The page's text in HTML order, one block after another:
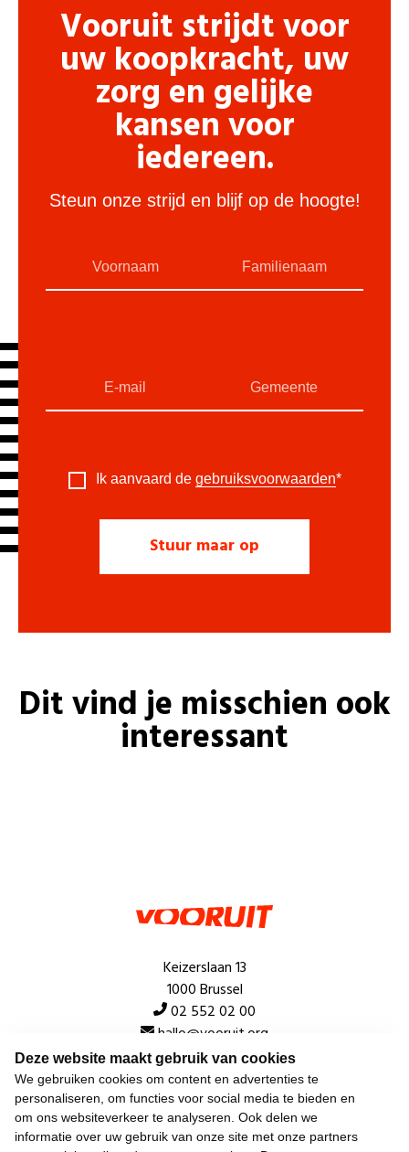
Deze website maakt gebruik van cookies
We gebruiken cookies om content en advertenties te
personaliseren, om functies voor social media te bieden en
om ons websiteverkeer te analyseren. Ook delen we
informatie over uw gebruik van onze site met onze partners
Vooruit strijdt voor
uw koopkracht, uw
zorg en gelijke
kansen voor
iedereen.
Steun onze strijd en blijf op de hoogte!
Ik aanvaard de gebruiksvoorwaarden*
Dit vind je misschien ook
interessant
Keizerslaan 13
1000 Brussel
02 552 02 00
hallo@vooruit.org
Snel
Over de beweging